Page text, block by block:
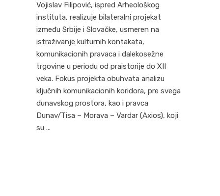
Vojislav Filipović, ispred Arheološkog
instituta, realizuje bilateralni projekat
između Srbije i Slovačke, usmeren na
istraživanje kulturnih kontakata,
komunikacionih pravaca i dalekosežne
trgovine u periodu od praistorije do XII
veka. Fokus projekta obuhvata analizu
ključnih komunikacionih koridora, pre svega
dunavskog prostora, kao i pravca
Dunav/Tisa – Morava – Vardar (Axios), koji
su